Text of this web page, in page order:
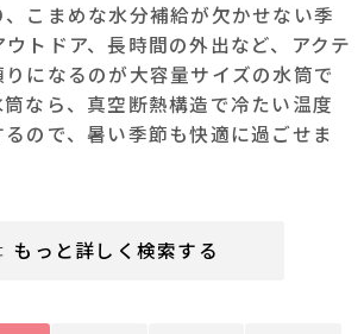
こまめな水分補給が欠かせない季
トドア、長時間の外出など、アクテ
になるのが大容量サイズの水筒で
なら、真空断熱構造で冷たい温度
ので、暑い季節も快適に過ごせま
もっと詳しく検索する